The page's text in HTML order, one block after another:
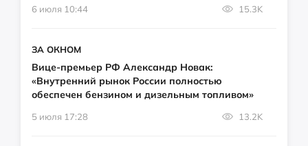
6 июля 10:44 15.3K
ЗА ОКНОМ
Вице-премьер РФ Александр Новак:
«Внутренний рынок России полностью
обеспечен бензином и дизельным топливом»
5 июля 17:28 13.2K